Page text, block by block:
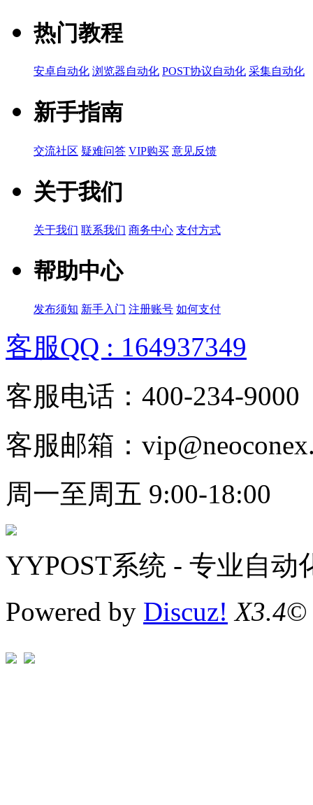
热门教程
安卓自动化 浏览器自动化 POST协议自动化 采集自动化
新手指南
交流社区 疑难问答 VIP购买 意见反馈
关于我们
关于我们 联系我们 商务中心 支付方式
帮助中心
发布须知 新手入门 注册账号 如何支付
客服QQ : 164937349
客服电话：400-234-9000
客服邮箱：
周一至周五 9:00-18:00
YYPOST系统 - 专业自动
Powered by Discuz! X3.4©